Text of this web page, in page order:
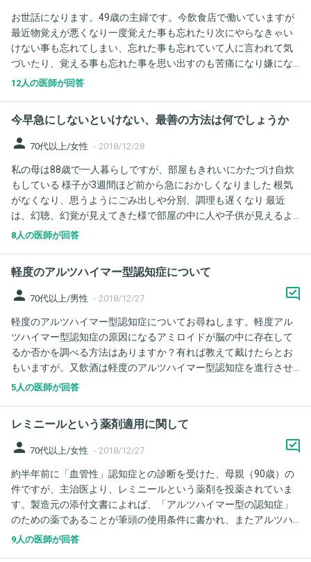
しくお願い致します。
お世話になります。49歳の主婦です。今飲食店で働いていますが
最近物覚えが悪くなり一度覚えた事も忘れたり次にやらなきゃい
けない事も忘れてしまい、忘れた事も忘れていて人に言われて気
づいたり、覚える事も忘れた事を思い出すのも苦痛になり嫌にな
りました。物覚えが悪くなった自分にも忘れた事を思い出せない
12人の医師が回答
今早急にしないといけない、最善の方法は何でしょうか
person 70代以上/女性 - 2018/12/28
私の母は88歳で一人暮らしですが、部屋もきれいにかたづけ自炊
もしている 様子が3週間ほど前から急におかしくなりました 根気
がなくなり、思うようにごみ出しや分別、調理も遅くなり 最近
は、幻聴、幻覚が見えてきた様で部屋の中に人や子供が見えるよ
うになってきた様です 床も虫がいるように点々が見え、触ると何
すか また何科が良いのでしょうか 一人暮らしも限界で施設も考慮
した方が良いですか？
8人の医師が回答
軽度のアルツハイマー型認知症について
person 70代以上/男性 - 2018/12/27
軽度のアルツハイマー型認知症についてお尋ねします。軽度アル
ツハイマー型認知症の原因になるアミロイドが脳の中に存在して
るか否かを調べる方法はありますか？有れば教えて戴けたらとお
もいますが。又飲酒は軽度のアルツハイマー型認知症を進行させ
ますか？
5人の医師が回答
レミニールという薬剤適用に関して
person 70代以上/女性 - 2018/12/27
約半年前に「血管性」認知症との診断を受けた、母親（90歳）の
件ですが、主治医より、レミニールという薬剤を投薬されていま
す。製造元の添付文書によれば、「アルツハイマー型の認知症」
のための薬であることが筆頭の使用条件に書かれ、またアルツハ
イマー型以外の認知症には有効性が確認されていないともありま
9人の医師が回答